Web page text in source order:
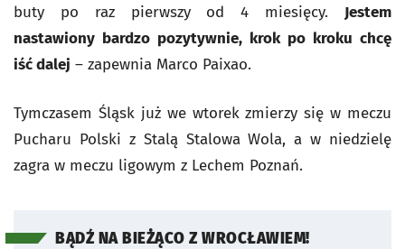
buty po raz pierwszy od 4 miesięcy. Jestem
nastawiony bardzo pozytywnie, krok po kroku chcę
iść dalej – zapewnia Marco Paixao.
Tymczasem Śląsk już we wtorek zmierzy się w meczu
Pucharu Polski z Stalą Stalowa Wola, a w niedzielę
zagra w meczu ligowym z Lechem Poznań.
BĄDŹ NA BIEŻĄCO Z WROCŁAWIEM!